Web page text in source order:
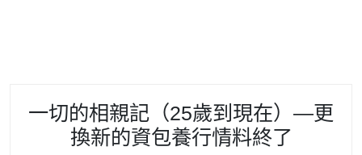
一切的相親記（25歲到現在）—更
換新的資包養行情料終了